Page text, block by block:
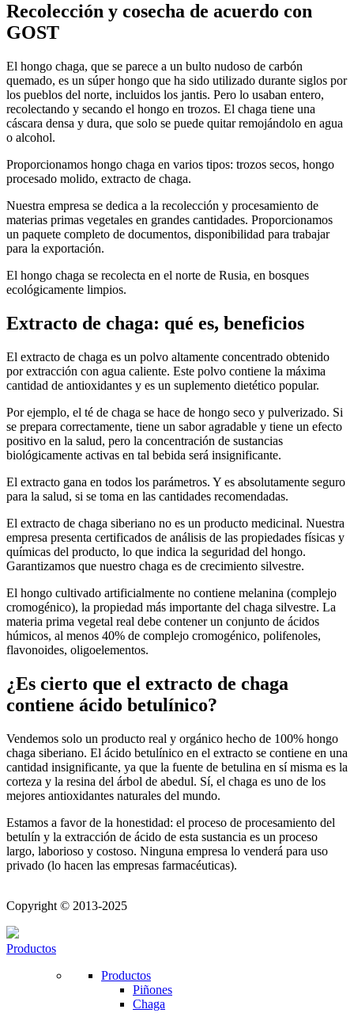
Recolección y cosecha de acuerdo con
GOST
El hongo chaga, que se parece a un bulto nudoso de carbón
quemado, es un súper hongo que ha sido utilizado durante siglos por
los pueblos del norte, incluidos los jantis. Pero lo usaban entero,
recolectando y secando el hongo en trozos. El chaga tiene una
cáscara densa y dura, que solo se puede quitar remojándolo en agua
o alcohol.
Proporcionamos hongo chaga en varios tipos: trozos secos, hongo
procesado molido, extracto de chaga.
Nuestra empresa se dedica a la recolección y procesamiento de
materias primas vegetales en grandes cantidades. Proporcionamos
un paquete completo de documentos, disponibilidad para trabajar
para la exportación.
El hongo chaga se recolecta en el norte de Rusia, en bosques
ecológicamente limpios.
Extracto de chaga: qué es, beneficios
El extracto de chaga es un polvo altamente concentrado obtenido
por extracción con agua caliente. Este polvo contiene la máxima
cantidad de antioxidantes y es un suplemento dietético popular.
Por ejemplo, el té de chaga se hace de hongo seco y pulverizado. Si
se prepara correctamente, tiene un sabor agradable y tiene un efecto
positivo en la salud, pero la concentración de sustancias
biológicamente activas en tal bebida será insignificante.
El extracto gana en todos los parámetros. Y es absolutamente seguro
para la salud, si se toma en las cantidades recomendadas.
El extracto de chaga siberiano no es un producto medicinal. Nuestra
empresa presenta certificados de análisis de las propiedades físicas y
químicas del producto, lo que indica la seguridad del hongo.
Garantizamos que nuestro chaga es de crecimiento silvestre.
El hongo cultivado artificialmente no contiene melanina (complejo
cromogénico), la propiedad más importante del chaga silvestre. La
materia prima vegetal real debe contener un conjunto de ácidos
húmicos, al menos 40% de complejo cromogénico, polifenoles,
flavonoides, oligoelementos.
¿Es cierto que el extracto de chaga
contiene ácido betulínico?
Vendemos solo un producto real y orgánico hecho de 100% hongo
chaga siberiano. El ácido betulínico en el extracto se contiene en una
cantidad insignificante, ya que la fuente de betulina en sí misma es la
corteza y la resina del árbol de abedul. Sí, el chaga es uno de los
mejores antioxidantes naturales del mundo.
Estamos a favor de la honestidad: el proceso de procesamiento del
betulín y la extracción de ácido de esta sustancia es un proceso
largo, laborioso y costoso. Ninguna empresa lo venderá para uso
privado (lo hacen las empresas farmacéuticas).
Copyright © 2013-2025
Productos
Productos
Piñones
Chaga